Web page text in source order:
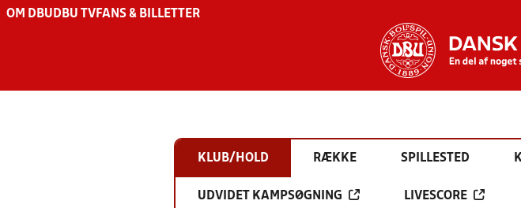
OM DBU DBU TV FANS & BILLETTER
KLUB/HOLD RÆKKE SPILLESTED
UDVIDET KAMPSØGNING LIVESCORE